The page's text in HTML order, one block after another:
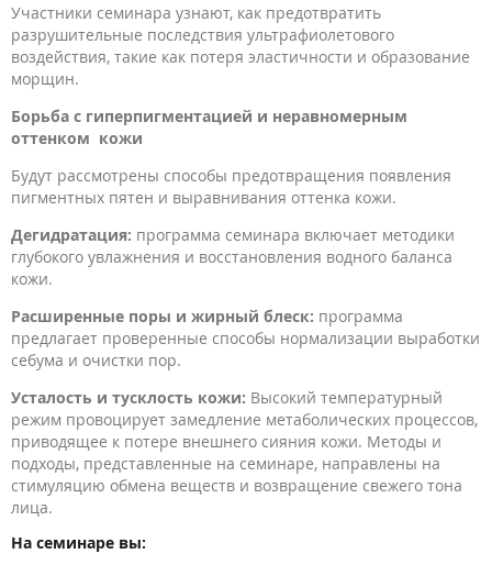
Участники семинара узнают, как предотвратить
разрушительные последствия ультрафиолетового
воздействия, такие как потеря эластичности и образование
морщин.
Борьба с гиперпигментацией и неравномерным
оттенком кожи
Будут рассмотрены способы предотвращения появления
пигментных пятен и выравнивания оттенка кожи.
Дегидратация: программа семинара включает методики
глубокого увлажнения и восстановления водного баланса
кожи.
Расширенные поры и жирный блеск: программа
предлагает проверенные способы нормализации выработки
себума и очистки пор.
Усталость и тусклость кожи: Высокий температурный
режим провоцирует замедление метаболических процессов,
приводящее к потере внешнего сияния кожи. Методы и
подходы, представленные на семинаре, направлены на
стимуляцию обмена веществ и возвращение свежего тона
лица.
На семинаре вы: